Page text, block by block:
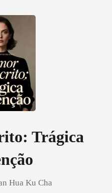
Trágica
Hua Ku Cha